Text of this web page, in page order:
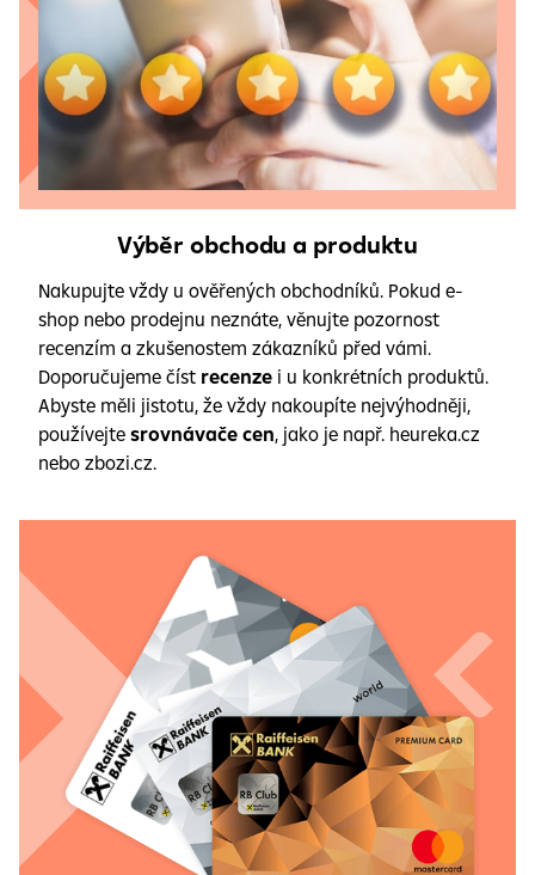
Výběr obchodu a produktu
Nakupujte vždy u ověřených obchodníků. Pokud e-
shop nebo prodejnu neznáte, věnujte pozornost
recenzím a zkušenostem zákazníků před vámi.
Doporučujeme číst recenze i u konkrétních produktů.
Abyste měli jistotu, že vždy nakoupíte nejvýhodněji,
používejte srovnávače cen, jako je např. heureka.cz
nebo zbozi.cz.